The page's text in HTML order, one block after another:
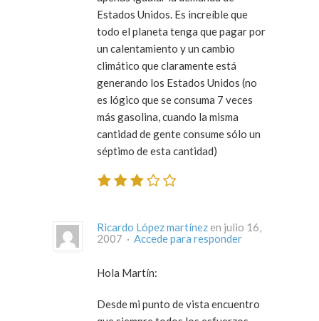
Estados Unidos. Es increíble que
todo el planeta tenga que pagar por
un calentamiento y un cambio
climático que claramente está
generando los Estados Unidos (no
es lógico que se consuma 7 veces
más gasolina, cuando la misma
cantidad de gente consume sólo un
séptimo de esta cantidad)
Ricardo López martínez en julio 16,
2007 · Accede para responder
Hola Martín:
Desde mi punto de vista encuentro